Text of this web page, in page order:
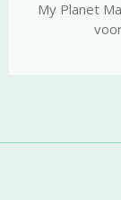
My Planet